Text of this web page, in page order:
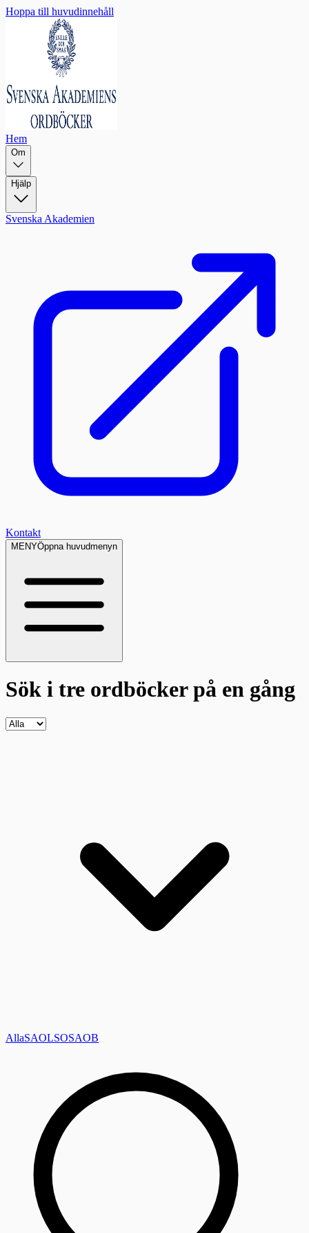
Hoppa till huvudinnehåll
Hem
Om
Hjälp
Svenska Akademien
Kontakt
MENYÖppna huvudmenyn
Sök i tre ordböckerpå en gång
AllaSAOLSOSAOB